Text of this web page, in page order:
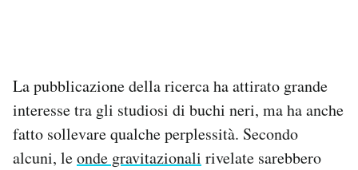
La pubblicazione della ricerca ha attirato grande
interesse tra gli studiosi di buchi neri, ma ha anche
fatto sollevare qualche perplessità. Secondo
alcuni, leonde gravitazionali rivelate sarebbero